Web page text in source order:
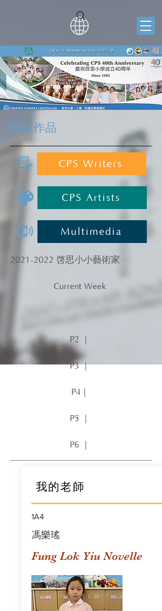
學生作品
CPS Writers
CPS Artists
Multimedia
2021-2022 啓思小小藝術家
Current Week
P2 ｜
P3 ｜
P4｜
P5 ｜
P6 ｜
我的老師
1A4
馮樂瑤
Fung Lok Yiu Novelle